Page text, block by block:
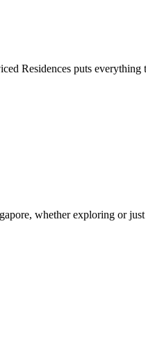
Residences puts
whether exploring or